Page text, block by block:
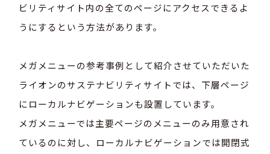
ビリティサイト内の全てのページにアクセスできるよ
うにするという方法があります。
メガメニューの参考事例として紹介させていただいた
ライオンのサステナビリティサイトでは、下層ページ
にローカルナビゲーションも設置しています。
メガメニューでは主要ページのメニューのみ用意され
ているのに対し、ローカルナビゲーションでは開閉式